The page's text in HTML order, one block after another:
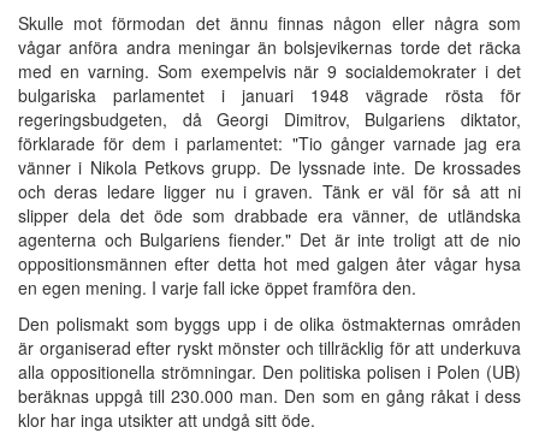
Skulle mot förmodan det ännu finnas någon eller några som
vågar anföra andra meningar än bolsjevikernas torde det räcka
med en varning. Som exempelvis när 9 socialdemokrater i det
bulgariska parlamentet i januari 1948 vägrade rösta för
regeringsbudgeten, då Georgi Dimitrov, Bulgariens diktator,
förklarade för dem i parlamentet: "Tio gånger varnade jag era
vänner i Nikola Petkovs grupp. De lyssnade inte. De krossades
och deras ledare ligger nu i graven. Tänk er väl för så att ni
slipper dela det öde som drabbade era vänner, de utländska
agenterna och Bulgariens fiender." Det är inte troligt att de nio
oppositionsmännen efter detta hot med galgen åter vågar hysa
en egen mening. I varje fall icke öppet framföra den.
Den polismakt som byggs upp i de olika östmakternas områden
är organiserad efter ryskt mönster och tillräcklig för att underkuva
alla oppositionella strömningar. Den politiska polisen i Polen (UB)
beräknas uppgå till 230.000 man. Den som en gång råkat i dess
klor har inga utsikter att undgå sitt öde.